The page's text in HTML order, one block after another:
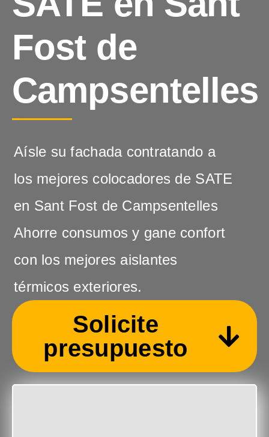
Fost de
Campsentelles
Aísle su fachada contratando a
los mejores colocadores de SATE
en Sant Fost de Campsentelles
Ahorre consumos y gane confort
con los mejores aislantes
térmicos exteriores.
Solicite
presupuesto